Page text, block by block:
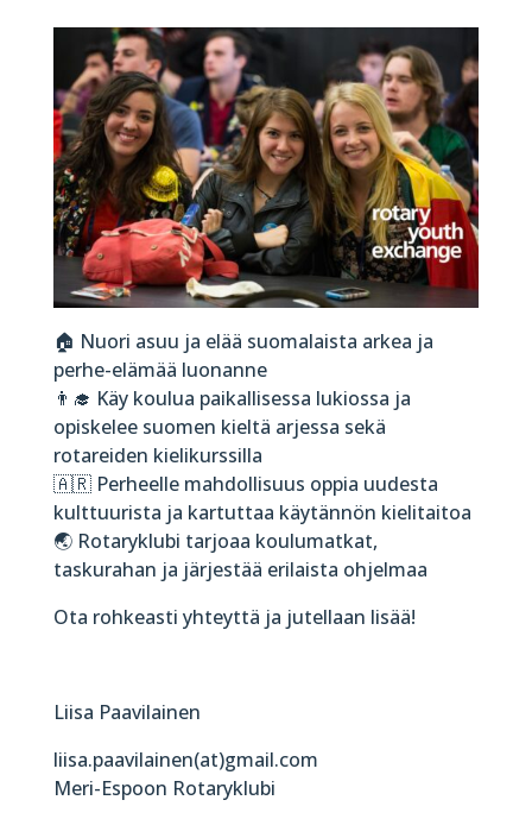
🏠 Nuori asuu ja elää suomalaista arkea ja
perhe-elämää luonanne
👨‍🎓 Käy koulua paikallisessa lukiossa ja
opiskelee suomen kieltä arjessa sekä
rotareiden kielikurssilla
🇦🇷 Perheelle mahdollisuus oppia uudesta
kulttuurista ja kartuttaa käytännön kielitaitoa
🌏 Rotaryklubi tarjoaa koulumatkat,
taskurahan ja järjestää erilaista ohjelmaa
Ota rohkeasti yhteyttä ja jutellaan lisää!
Liisa Paavilainen
liisa.paavilainen(at)gmail.com
Meri-Espoon Rotaryklubi